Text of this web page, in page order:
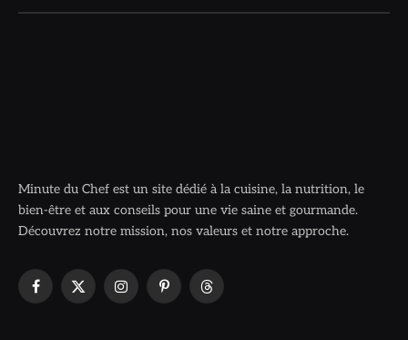
Minute du Chef est un site dédié à la cuisine, la nutrition, le
bien-être et aux conseils pour une vie saine et gourmande.
Découvrez notre mission, nos valeurs et notre approche.
Facebook
X
InstagramPinterestThreads